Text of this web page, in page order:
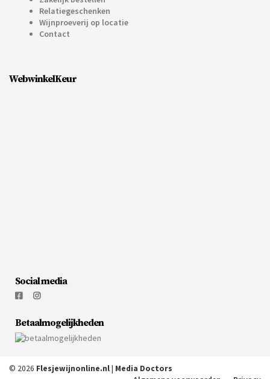
Relatiegeschenken
Wijnproeverij op locatie
Contact
WebwinkelKeur
Social media
Betaalmogelijkheden
© 2026 Flesjewijnonline.nl| Media Doctors